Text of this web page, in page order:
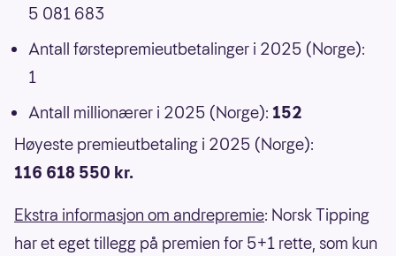
5 081 683
Antall førstepremieutbetalinger i 2025 (Norge):
1
Antall millionærer i 2025 (Norge): 152
Høyeste premieutbetaling i 2025 (Norge):
116 618 550 kr.
Ekstra informasjon om andrepremie: Norsk Tipping
har et eget tillegg på premien for 5+1 rette, som kun